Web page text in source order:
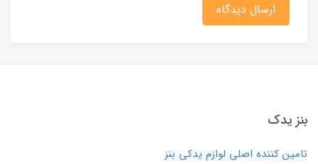
ارسال دیدگاه
بنز یدک
تامین کننده اصلی لوازم یدکی بنز